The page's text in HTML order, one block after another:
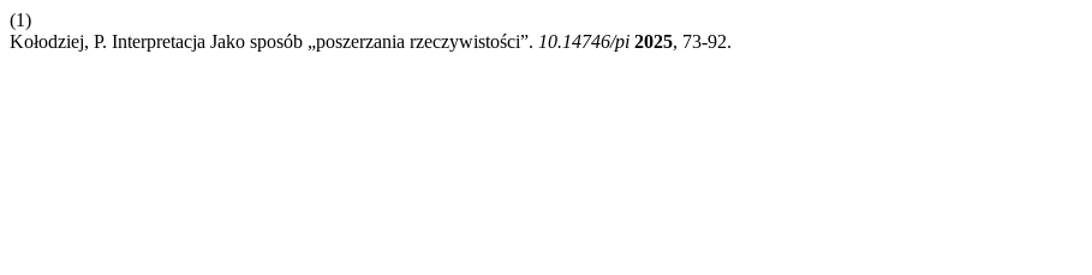
(1)
Kołodziej, P. Interpretacja Jako sposób „poszerzania rzeczywistości”. 10.14746/pi 2025, 73-92.